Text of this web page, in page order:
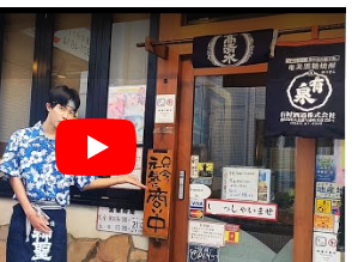
Play